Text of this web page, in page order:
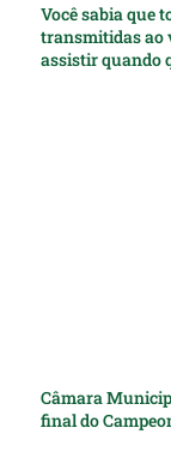
Você sabia que
transmitidas ao
assistir quando
Câmara
final do